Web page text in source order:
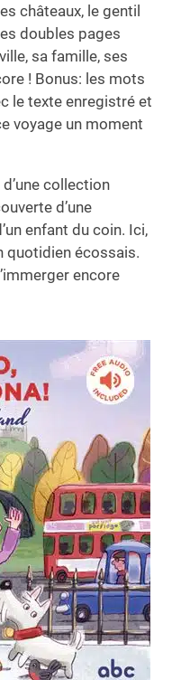
châteaux, le gentil
doubles pages
sa famille, ses
! Bonus: les mots
le texte enregistré et
voyage un moment
collection
d’une
enfant du coin. Ici,
quotidien écossais.
encore